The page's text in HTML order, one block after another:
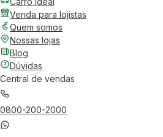
Venda para lojistas
Quem somos
Nossas lojas
Blog
Dúvidas
Central de vendas
0800-200-2000